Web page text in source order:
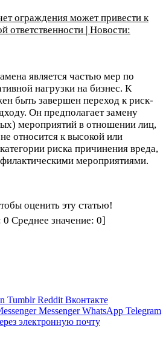
ограждения может привести к
ответственности | Новости:
является частью мер по
нагрузки на бизнес. К
быть завершен переход к риск-
Он предполагает замену
мероприятий в отношении лиц,
относится к высокой или
риска причинения вреда,
мероприятиями.
оценить эту статью!
0 Среднее значение: 0]
Tumblr Reddit Вконтакте
Messenger WhatsApp Telegram
электронную почту